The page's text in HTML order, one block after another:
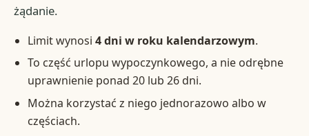
żądanie.
Limit wynosi 4 dni w roku kalendarzowym.
To część urlopu wypoczynkowego, a nie odrębne
uprawnienie ponad 20 lub 26 dni.
Można korzystać z niego jednorazowo albo w
częściach.